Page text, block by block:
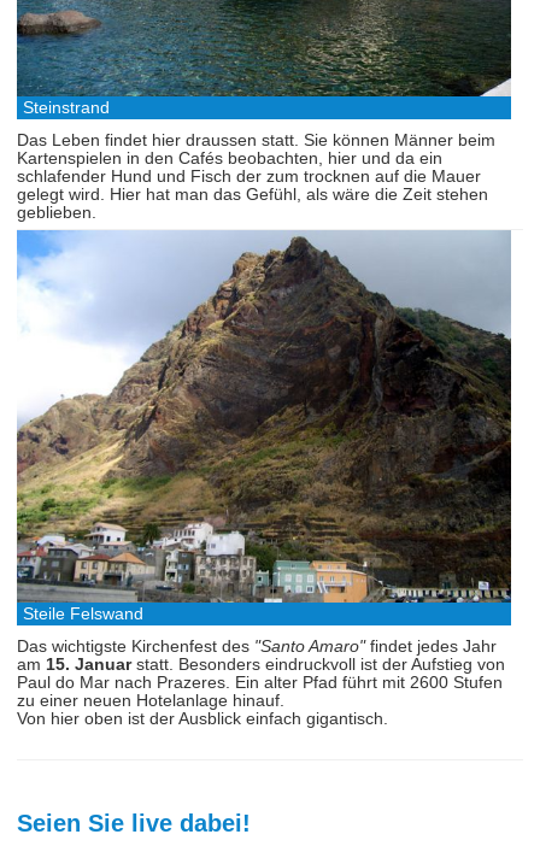
Steinstrand
Das Leben findet hier draussen statt. Sie können Männer beim
Kartenspielen in den Cafés beobachten, hier und da ein
schlafender Hund und Fisch der zum trocknen auf die Mauer
gelegt wird. Hier hat man das Gefühl, als wäre die Zeit stehen
geblieben.
Steile Felswand
Das wichtigste Kirchenfest des "Santo Amaro"findet jedes Jahr
am 15. Januarstatt. Besonders eindruckvoll ist der Aufstieg von
Paul do Mar nach Prazeres. Ein alter Pfad führt mit 2600 Stufen
zu einer neuen Hotelanlage hinauf.
Von hier oben ist der Ausblick einfach gigantisch.
Seien Sie live dabei!